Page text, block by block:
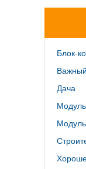
Блок-
Дача